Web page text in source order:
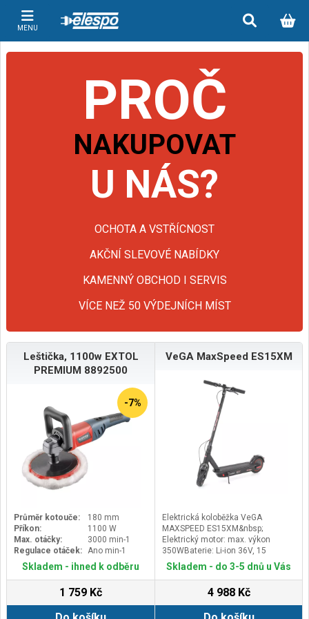
MENU
PROČ
NAKUPOVAT
U NÁS?
OCHOTA A VSTŘÍCNOST
AKČNÍ SLEVOVÉ NABÍDKY
KAMENNÝ OBCHOD I SERVIS
VÍCE NEŽ 50 VÝDEJNÍCH MÍST
Leštička, 1100w EXTOL
PREMIUM 8892500
-7%
Průměr kotouče:
180 mm
Příkon:
1100 W
Max. otáčky:
3000 min-1
Regulace otáček:
Ano min-1
Skladem - ihned k odběru
1 759 Kč
VeGA MaxSpeed ES15XM
Elektrická koloběžka VeGA
MAXSPEED ES15XM&nbsp;
Elektrický motor: max. výkon
350WBaterie: Li-ion 36V, 15
AhDojezdová vzdálenost: 50-60
km dle terénu a zatíženíDoba
nabíjení: 6-7 hodinyRychlost: 3
nastavitelné režimy jízdy 15,20,25
km/hodPřední brzda: ANO
bubnováZadní brzda: ANO
Skladem - do 3-5 dnů u Vás
4 988 Kč